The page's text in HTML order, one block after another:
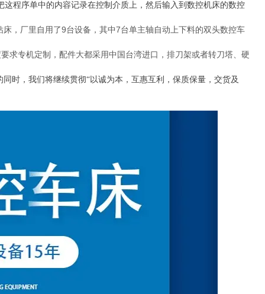
程序单中的内容记录在控制介质上，然后输入到数控机床的数控
，厂里自用了9台设备，其中7台单主轴自动上下料的双头数控车
专机定制，配件大都采用中国台湾进口，排刀架或者转刀塔、硬
时，我们将继续贯彻“以诚为本，互惠互利，保质保量，交货及